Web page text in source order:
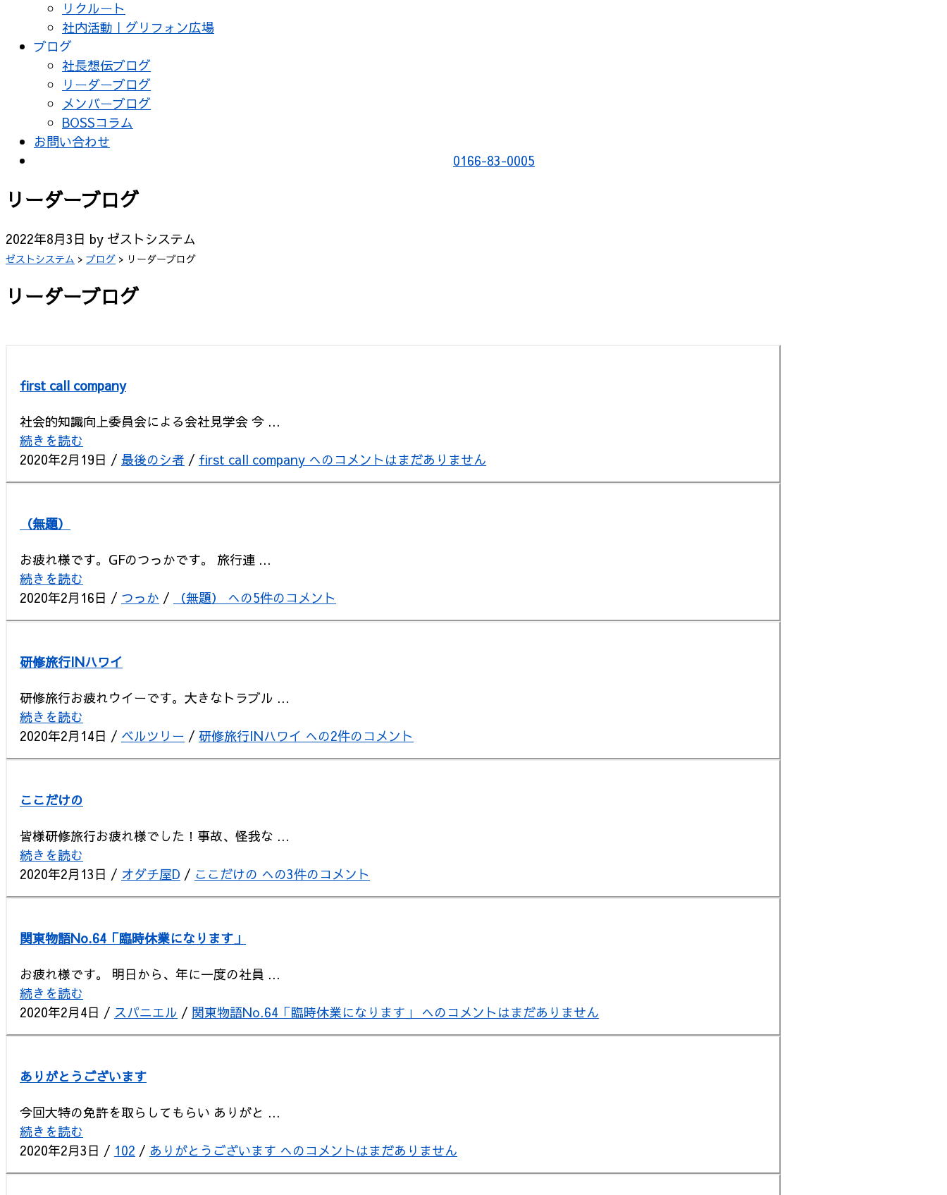
リクルート
社内活動｜グリフォン広場
ブログ
社長想伝ブログ
リーダーブログ
メンバーブログ
BOSSコラム
お問い合わせ
0166-83-0005
リーダーブログ
2022年8月3日 by ゼストシステム
ゼストシステム > ブログ > リーダーブログ
リーダーブログ
first call company
社会的知識向上委員会による会社見学会 今 ...
続きを読む
2020年2月19日 / 最後のシ者 / first call company への コメントはまだありません
（無題）
お疲れ様です。GFのつっかです。 旅行連 ...
続きを読む
2020年2月16日 / つっか / （無題） への5件のコメント
研修旅行INハワイ
研修旅行お疲れウイーです。大きなトラブル ...
続きを読む
2020年2月14日 / ベルツリー / 研修旅行INハワイ への2件のコメント
ここだけの
皆様研修旅行お疲れ様でした！事故、怪我な ...
続きを読む
2020年2月13日 / オダチ屋D / ここだけの への3件のコメント
関東物語No.64「臨時休業になります」
お疲れ様です。 明日から、年に一度の社員 ...
続きを読む
2020年2月4日 / スパニエル / 関東物語No.64「臨時休業になります」 への コメントはまだありません
ありがとうございます
今回大特の免許を取らしてもらい ありがと ...
続きを読む
2020年2月3日 / 102 / ありがとうございます への コメントはまだありません